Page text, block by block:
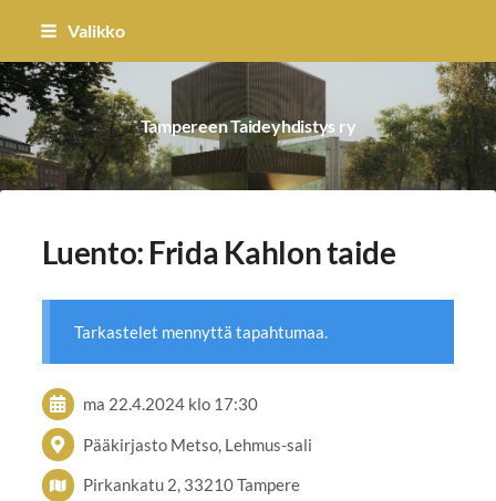
Siirry
sisältöön
Valikko
Tampereen Taideyhdistys ry
Luento: Frida Kahlon taide
Tarkastelet mennyttä tapahtumaa.
ma 22.4.2024 klo 17:30
Pääkirjasto Metso, Lehmus-sali
Pirkankatu 2, 33210 Tampere